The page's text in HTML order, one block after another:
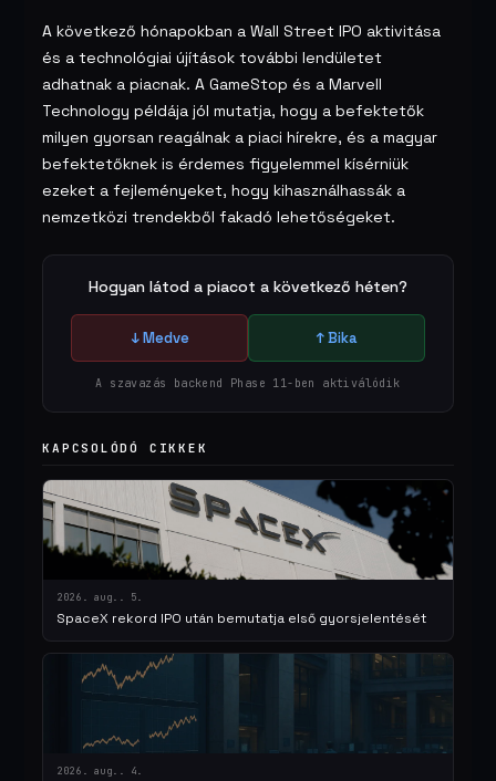
A következő hónapokban a Wall Street IPO aktivitása
és a technológiai újítások további lendületet
adhatnak a piacnak. A GameStop és a Marvell
Technology példája jól mutatja, hogy a befektetők
milyen gyorsan reagálnak a piaci hírekre, és a magyar
befektetőknek is érdemes figyelemmel kísérniük
ezeket a fejleményeket, hogy kihasználhassák a
nemzetközi trendekből fakadó lehetőségeket.
Hogyan látod a piacot a következő héten?
↓ Medve ↑ Bika
A szavazás backend Phase 11-ben aktiválódik
KAPCSOLÓDÓ CIKKEK
2026. aug.. 5.
SpaceX rekord IPO után bemutatja első gyorsjelentését
2026. aug.. 4.